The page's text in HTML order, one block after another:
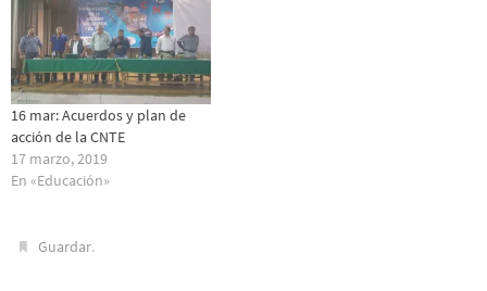
16 mar: Acuerdos y plan de
acción de la CNTE
17 marzo, 2019
En «Educación»
Guardar.